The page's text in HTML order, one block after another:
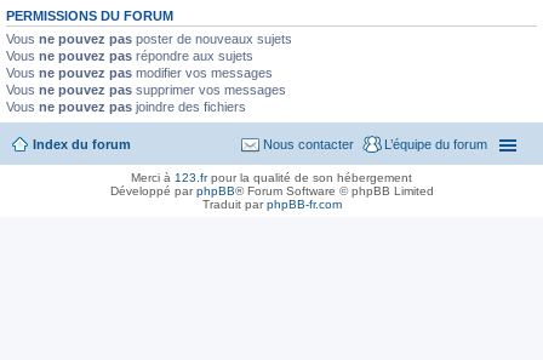
n
u
PERMISSIONS DU FORUM
Vous ne pouvez pas poster de nouveaux sujets
Vous ne pouvez pas répondre aux sujets
Vous ne pouvez pas modifier vos messages
Vous ne pouvez pas supprimer vos messages
Vous ne pouvez pas joindre des fichiers
Index du forum L’équipe du forum
Nous contacter
Merci à 123.frpour la qualité de son hébergement
Développé parphpBB® Forum Software © phpBB Limited
Traduit parphpBB-fr.com